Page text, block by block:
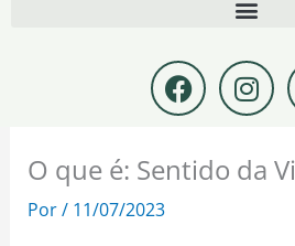
F
a
c
e
b
I
n
s
t
a
O que é: Sentido da
Por/ 11/07/2023